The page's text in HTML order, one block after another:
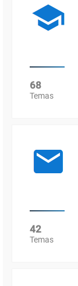
68
Temas
42
Temas